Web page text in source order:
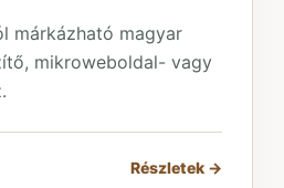
márkázható magyar
mikroweboldal- vagy
Részletek →